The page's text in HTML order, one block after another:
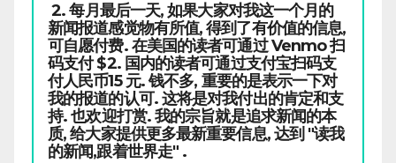
2. 每月最后一天, 如果大家对我这一个月的
新闻报道感觉物有所值, 得到了有价值的信息,
可自愿付费. 在美国的读者可通过 Venmo 扫
码支付 $2. 国内的读者可通过支付宝扫码支
付人民币15 元. 钱不多, 重要的是表示一下对
我的报道的认可. 这将是对我付出的肯定和支
持. 也欢迎打赏. 我的宗旨就是追求新闻的本
质, 给大家提供更多最新重要信息, 达到 "读我
的新闻,跟着世界走" .